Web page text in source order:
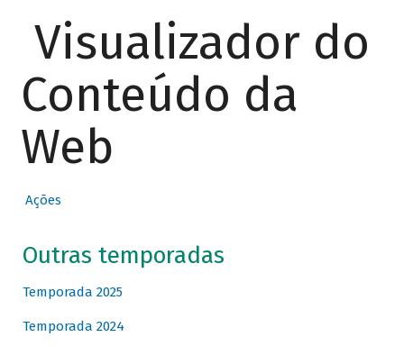
Visualizador do
Conteúdo da
Web
Ações
Outras temporadas
Temporada 2025
Temporada 2024